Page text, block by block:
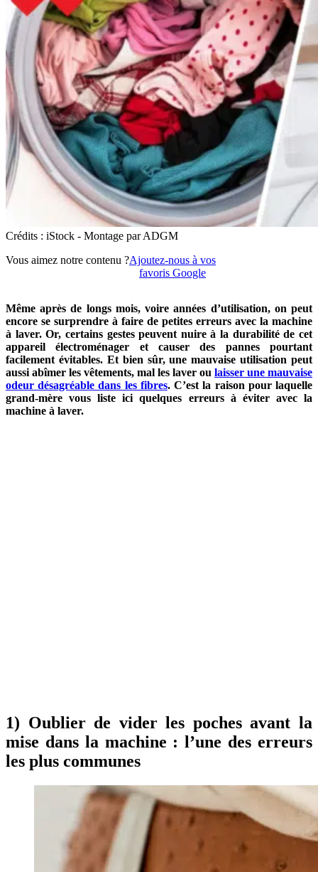
Crédits : iStock - Montage par ADGM
Vous aimez notre contenu ?Ajoutez-nous à vos
favoris Google
Même après de longs mois, voire années d’utilisation, on peut
encore se surprendre à faire de petites erreurs avec la machine
à laver. Or, certains gestes peuvent nuire à la durabilité de cet
appareil électroménager et causer des pannes pourtant
facilement évitables. Et bien sûr, une mauvaise utilisation peut
aussi abîmer les vêtements, mal les laver ou laisser une mauvaise
odeur désagréable dans les fibres. C’est la raison pour laquelle
grand-mère vous liste ici quelques erreurs à éviter avec la
machine à laver.
1) Oublier de vider les poches avant la
mise dans la machine : l’une des erreurs
les plus communes